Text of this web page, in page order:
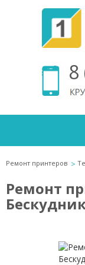
8
Ремонт принтеров
Ремонт